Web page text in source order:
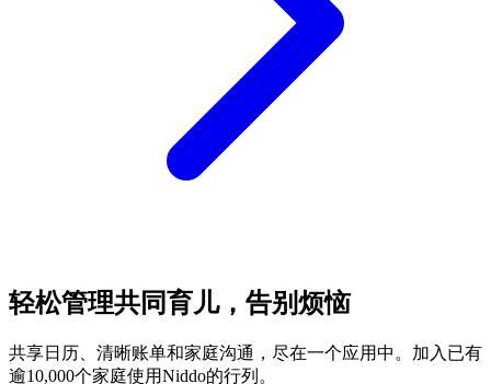
轻松管理共同育儿，告别烦恼
共享日历、清晰账单和家庭沟通，尽在一个应用中。加入已有
逾10,000个家庭使用Niddo的行列。